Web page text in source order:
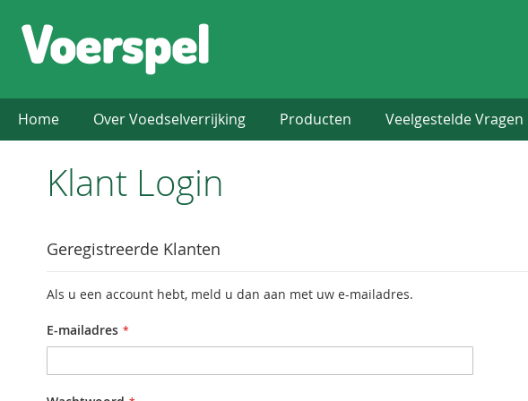
Home Over Voedselverrijking Producten Veelgestelde Vragen
Klant Login
Geregistreerde Klanten
Als u een account hebt, meld u dan aan met uw e-mailadres.
E-mailadres